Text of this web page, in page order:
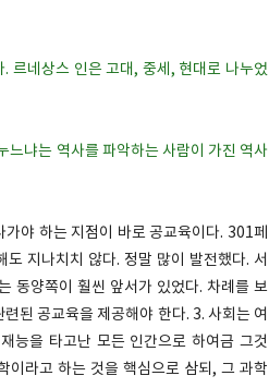
르네상스 인은 고대, 중세, 현대로 나누었
느냐는 역사를 파악하는 사람이 가진 역사
야 하는 지점이 바로 공교육이다. 301페
지나치치 않다. 정말 많이 발전했다. 서
동양쪽이 훨씬 앞서가 있었다. 차례를 보
된 공교육을 제공해야 한다. 3. 사회는 여
능을 타고난 모든 인간으로 하여금 그것
이라고 하는 것을 핵심으로 삼되, 그 과학